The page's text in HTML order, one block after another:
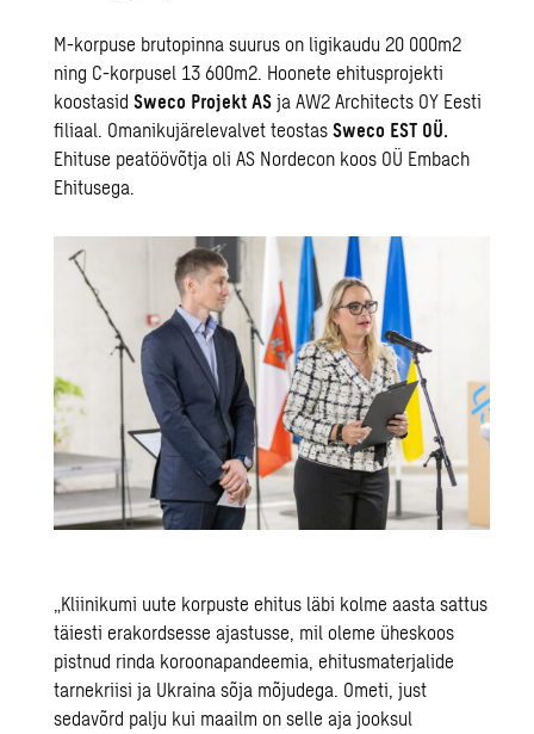
M-korpuse brutopinna suurus on ligikaudu 20 000m2
ning C-korpusel 13 600m2. Hoonete ehitusprojekti
koostasidSweco Projekt AS ja AW2 Architects OY Eesti
filiaal. Omanikujärelevalvet teostasSweco EST OÜ.
Ehituse peatöövõtja oli AS Nordecon koos OÜ Embach
Ehitusega.
„Kliinikumi uute korpuste ehitus läbi kolme aasta sattus
täiesti erakordsesse ajastusse, mil oleme üheskoos
pistnud rinda koroonapandeemia, ehitusmaterjalide
tarnekriisi ja Ukraina sõja mõjudega. Ometi, just
sedavõrd palju kui maailm on selle aja jooksul